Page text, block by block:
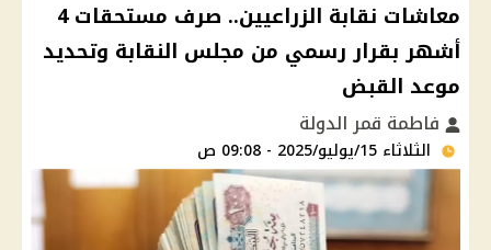
معاشات نقابة الزراعيين.. صرف مستحقات 4
أشهر بقرار رسمي من مجلس النقابة وتحديد
موعد القبض
فاطمة قمر الدولة
الثلاثاء 15/يوليو/2025 - 09:08 ص